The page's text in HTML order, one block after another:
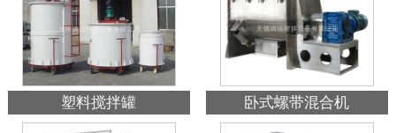
塑料搅拌罐 卧式螺带混合机